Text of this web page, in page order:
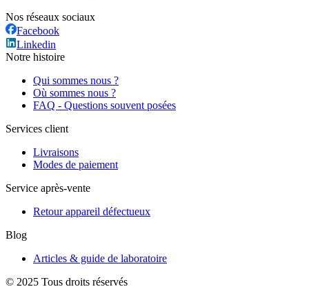
Nos réseaux sociaux
Facebook
Linkedin
Notre histoire
Qui sommes nous ?
Où sommes nous ?
FAQ - Questions souvent posées
Services client
Livraisons
Modes de paiement
Service après-vente
Retour appareil défectueux
Blog
Articles & guide de laboratoire
© 2025 Tous droits réservés